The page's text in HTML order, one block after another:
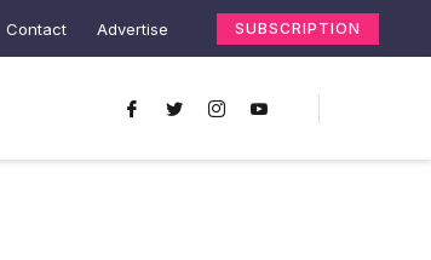
Contact Advertise SUBSCRIPTION